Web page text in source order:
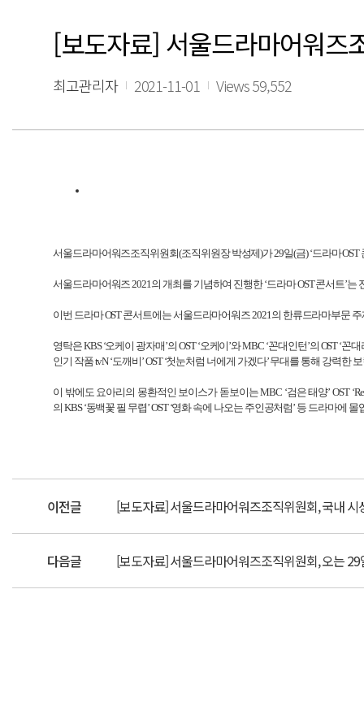
[보도자료] 서울드라마어워즈
최고관리자 2021-11-01 Views 59,552
서울드라마어워즈조직위원회(조직위원장 박성제)가29일(금)‘드라마OST
서울드라마어워즈2021의 개최를 기념하여 진행한 ‘드라마OST콘서트’는
이번 드라마OST콘서트에는 서울드라마어워즈2021의 한류드라마부문
영탁은KBS‘오케이 광자매’의 OST‘오케이’와MBC ‘꼰대인턴’의 OST‘꼰
인기 작품tvN‘도깨비’OST‘첫눈처럼 너에게 가겠다’ 무대를 통해 강력한
이 밖에도 요아리의 몽환적인 보이스가 돋보이는MBC ‘검은 태양’ OST ‘
의 KBS‘동백꽃 필 무렵’OST‘영화 속에 나오는 주인공처럼’ 등 드라마에 몰
이전글 [보도자료] 서울드라마어워즈조직위원회, 국내
다음글 [보도자료] 서울드라마어워즈조직위원회, 오는 29